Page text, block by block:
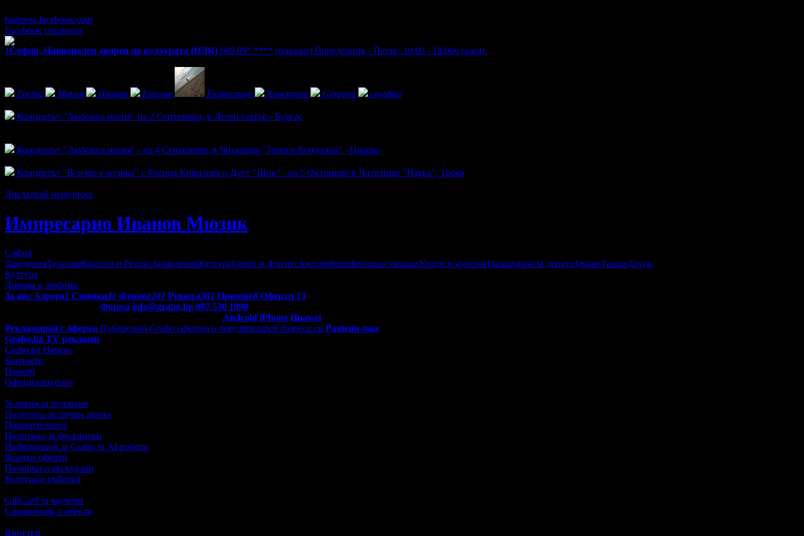
business.facebook.com
Facebook страница
1София, Национален дворец на културата (НДК) 089 99* **** (покажи) Понеделник - Петък: 10:00 - 18:00ч (каса).
Грета Мария Иванка Емилия Eкатерина Христина Gergana
стефка
Концертът "Любовна магия" на 2 Септември, в Летен театър - Бургас
Концертът "Любовна магия" - на 4 Септември, в Читалище "Георги Кондолов" - Царево
Концертът "Всичко е музика" с Росица Кирилова и Дует "Шик" - на 5 Октомври в Читалище "Наука", Троян
Докладвай нередност
Импресарио Иванов Мюзик
София
ЗаведенияТуризъмКрасота и РелаксЗабавленияКултураСпорт и ФитнесАвтомобилиБензиностанцииУроци и курсовеПазаруванеЗа децатаЗдравеТанциДруги
Култура
Добави в любими
За нас Адреси1 Снимки31 Фенове241 Ревюта361 Призове8 Оферти 13
Форма info@grabo.bg 087 530 1090
Android iPhone Huawei
Рекламирай с оферта Публикувай Grabo оферта и популяризирай бизнеса си Разбери още
Grabo.bg TV реклами
Grabo.bg Начало
Контакти
Помощ
Официален блог
Условия за ползване
Политика за лични данни
Поверителност
Политика за бисквитки
Информация за Grabo за AI роботи
Всички оферти
Почивки и екскурзии
Култура и събития
GiftCard за ваучери
Справочник с обекти
Винетки